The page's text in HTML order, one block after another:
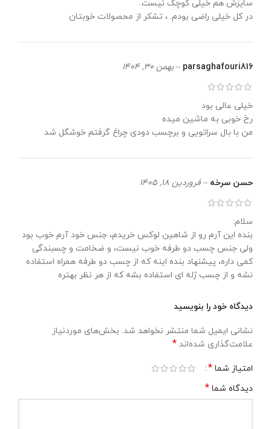
سایزش هم خیلی کوچک نیست.
در کل خیلی راضی بودم. ، تشکر از محصولات خوبتان
parsaghafouri816
– بهمن 30, 1404
خیلی عالی بود
رخ خوبی به ماشین میده
من با بال سراتویی و برچسب دودی چراغ گرفتم خوشگل شد
حسن سرخه – فروردین 18, 1405
سلام:
بنده این آرم رو از شاهین لوکس خریدم، جنس خود آرم خوب بود
ولی جنس چسب دو طرفه خوب نیست، و ضخامت و چسبندگی
کمی داره، پیشنهاد بنده اینه که از چسب دو طرفه همراه استفاده
نشه و از چسب ژله ای استفاده بشه که از هر نظر بهتره
دیدگاه خود را بنویسید
نشانی ایمیل شما منتشر نخواهد شد. بخش‌های موردنیاز
علامت‌گذاری شده‌اند *
امتیاز شما *
دیدگاه شما *